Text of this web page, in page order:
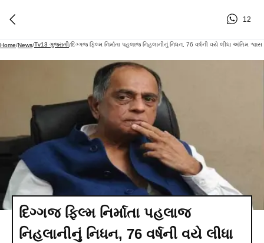
12
Home/News/Tv13 ગુજરાતી/દિગ્ગજ ફિલ્મ નિર્માતા પહલાજ નિહલાનીનું નિધન, 76 વર્ષની વયે લીધા અંતિમ શ્વાસ
દિગ્ગજ ફિલ્મ નિર્માતા પહલાજ
નિહલાનીનું નિધન, 76 વર્ષની વયે લીધા